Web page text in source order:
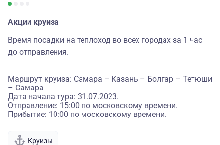
Акции круиза
Время посадки на теплоход во всех городах за 1 час
до отправления.
Маршрут круиза: Самара – Казань – Болгар – Тетюши
– Самара
Дата начала тура: 31.07.2023.
Отправление: 15:00 по московскому времени.
Прибытие: 10:00 по московскому времени.
Круизы